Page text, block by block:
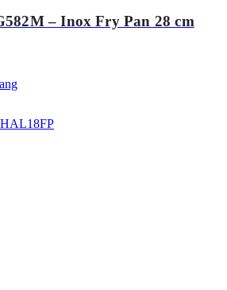
– Inox Fry Pan 28 cm